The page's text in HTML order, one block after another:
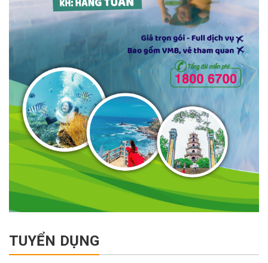
TUYỂN DỤNG